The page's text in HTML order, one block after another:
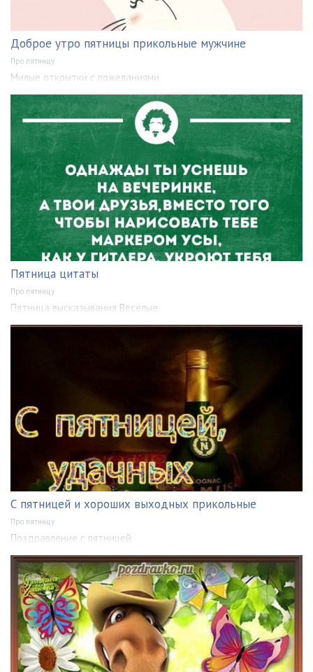
Доброе утро пятницы прикольные мужчине
Про пятницу
Милые открытки с пожеланиями
Пятница цитаты
Про пятницу
Пятница высказывания Веселые
С пятницей и хороших выходных прикольные
Про пятницу
Поздравление с пятницей